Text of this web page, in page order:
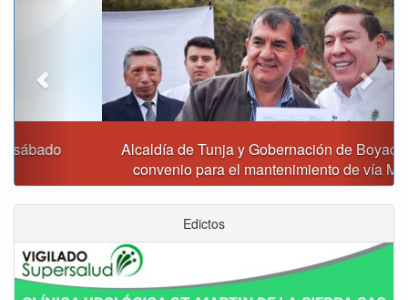
Alcaldía de Tunja y Gobernación de Boyacá firmaron
convenio para el mantenimiento de vía Moniquirá
Edictos